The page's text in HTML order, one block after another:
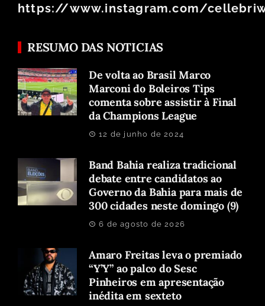
https://www.instagram.com/
RESUMO DAS NOTICIAS
De volta ao Brasil Marco
Marconi do Boleiros Tips
comenta sobre assistir à Final
da Champions League
12 de junho de 2024
Band Bahia realiza tradicional
debate entre candidatos ao
Governo da Bahia para mais de
300 cidades neste domingo (9)
6 de agosto de 2026
Amaro Freitas leva o premiado
“Y’Y” ao palco do Sesc
Pinheiros em apresentação
inédita em sexteto